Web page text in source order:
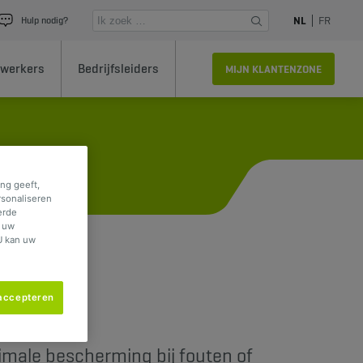
Hulp nodig? NL FR
Bedrijfsleiders MIJN KLANTENZONE
bescherming bij fouten of
geeft,
uw
kan uw